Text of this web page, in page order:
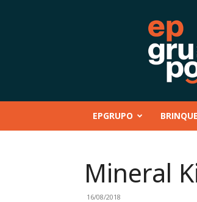
Conteúdo
Eventos
–
Personagens
–
Brinquedo
EPGRUPO
Mineral
16/08/2018